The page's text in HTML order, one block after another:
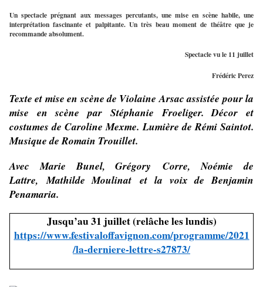
Un spectacle prégnant aux messages percutants, une mise en scène habile, une
interprétation fascinante et palpitante. Un très beau moment de théâtre que je
recommande absolument.
Spectacle vu le 11 juillet
Frédéric Perez
Texte et mise en scène de Violaine Arsac assistée pour la
mise en scène par Stéphanie Froeliger. Décor et
costumes de Caroline Mexme. Lumière de Rémi Saintot.
Musique de Romain Trouillet.
Avec Marie Bunel, Grégory Corre, Noémie de
Lattre, Mathilde Moulinat et la voix de Benjamin
Penamaria.
Jusqu’au 31 juillet (relâche les lundis)
https://www.festivaloffavignon.com/programme/2021
/la-derniere-lettre-s27873/